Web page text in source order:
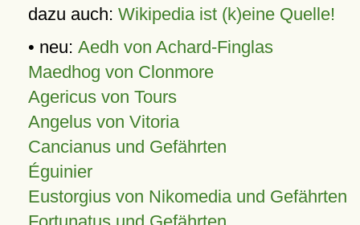
dazu auch: Wikipedia ist (k)eine Quelle!
• neu: Aedh von Achard-Finglas
Maedhog von Clonmore
Agericus von Tours
Angelus von Vitoria
Cancianus und Gefährten
Éguinier
Eustorgius von Nikomedia und Gefährten